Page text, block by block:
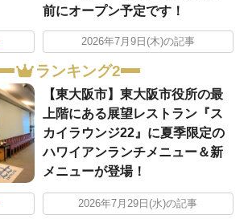
前にオープン予定です！
2026年7月9日(木)の記事
ランキング2
【東大阪市】東大阪市役所の最
上階にある展望レストラン『ス
カイラウンジ22』に夏季限定の
ハワイアンランチメニュー＆新
メニューが登場！
2026年7月29日(水)の記事